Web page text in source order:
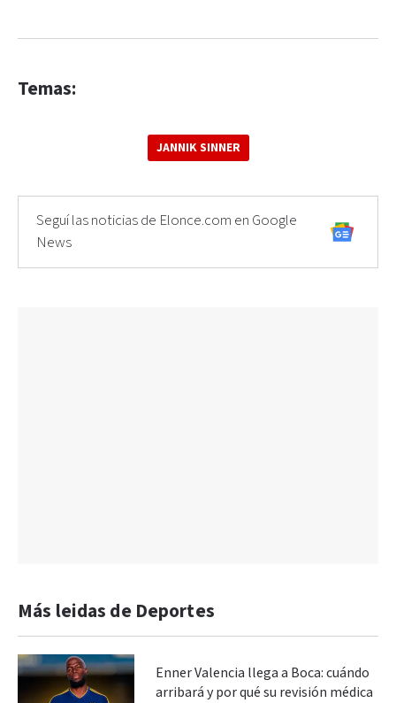
Temas:
JANNIK SINNER
Seguí las noticias de Elonce.com en Google
News
Más leidas de Deportes
Enner Valencia llega a Boca: cuándo
arribará y por qué su revisión médica